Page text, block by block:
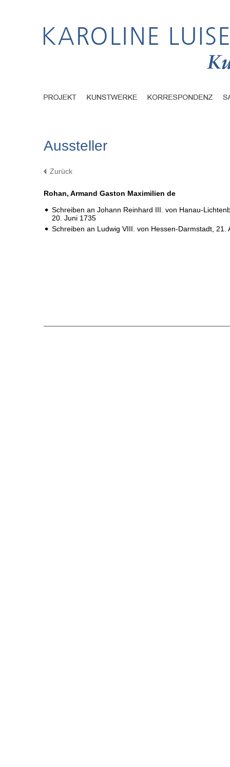
Aussteller
Zurück
Rohan, Armand Gaston Maximilien de
Schreiben an Johann Reinhard III. von Hanau-
20. Juni 1735
Schreiben an Ludwig VIII. von Hessen-Darmstadt, 21.